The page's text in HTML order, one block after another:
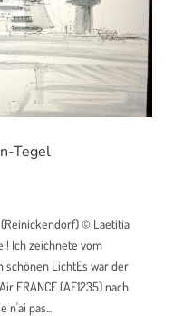
Tegel
(Reinickendorf) © Laetitia
Ich zeichnete vom
schönen LichtEs war der
FRANCE (AF1235) nach
n'ai pas...